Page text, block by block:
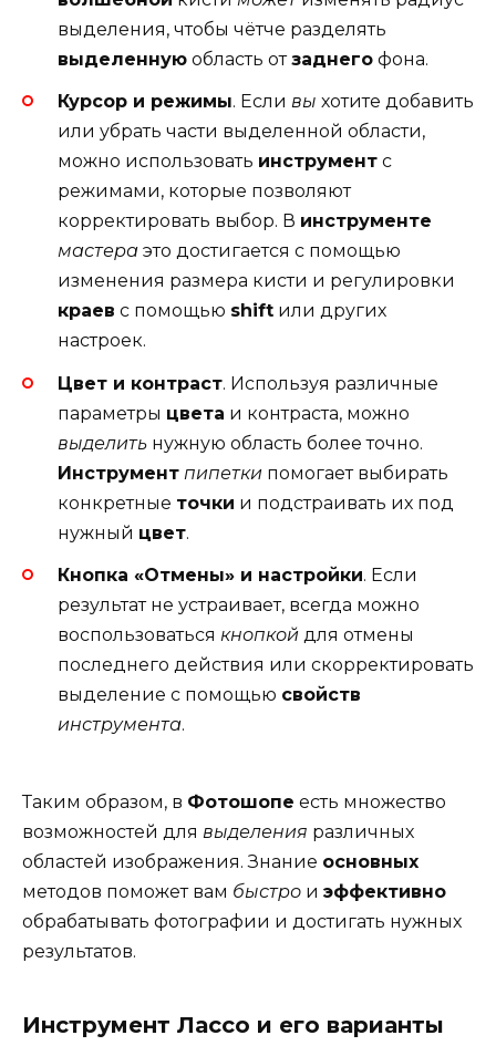
выделения, чтобы чётче разделять
выделенную область отзаднего фона.
Курсор и режимы. Если вы хотите добавить
или убрать части выделенной области,
можно использовать инструмент с
режимами, которые позволяют
корректировать выбор. В инструменте
мастера это достигается с помощью
изменения размера кисти и регулировки
краев с помощью shift или других
настроек.
Цвет и контраст. Используя различные
параметры цвета и контраста, можно
выделить нужную область более точно.
Инструмент пипетки помогает выбирать
конкретные точки и подстраивать их под
нужный цвет.
Кнопка «Отмены» и настройки. Если
результат не устраивает, всегда можно
воспользоваться кнопкой для отмены
последнего действия или скорректировать
выделение с помощью свойств
инструмента.
Таким образом, в Фотошопе есть множество
возможностей для выделения различных
областей изображения. Знание основных
методов поможет вам быстро и эффективно
обрабатывать фотографии и достигать нужных
результатов.
Инструмент Лассо и его варианты